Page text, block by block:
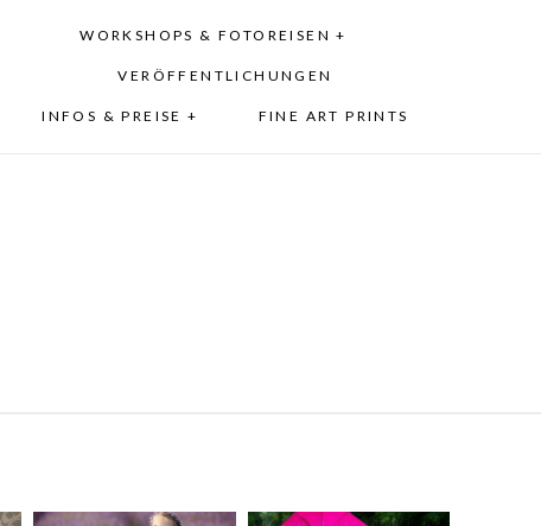
WORKSHOPS & FOTOREISEN +
VERÖFFENTLICHUNGEN
INFOS & PREISE + FINE ART PRINTS